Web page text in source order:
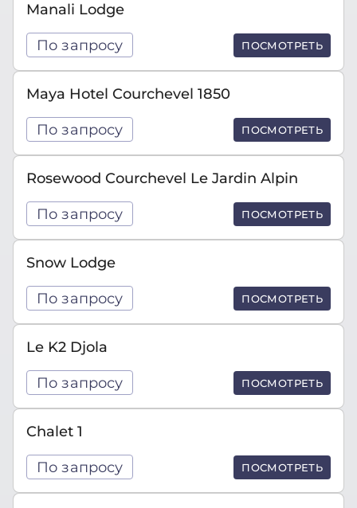
Manali Lodge
По запросу ПОСМОТРЕТЬ
Maya Hotel Courchevel 1850
По запросу ПОСМОТРЕТЬ
Rosewood Courchevel Le Jardin Alpin
По запросу ПОСМОТРЕТЬ
Snow Lodge
По запросу ПОСМОТРЕТЬ
Le K2 Djola
По запросу ПОСМОТРЕТЬ
Chalet 1
По запросу ПОСМОТРЕТЬ